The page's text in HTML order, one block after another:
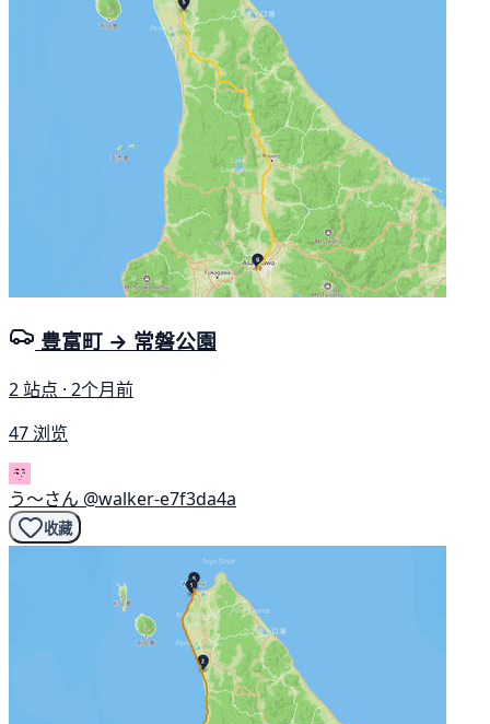
豊富町 → 常磐公園
2 站点 · 2个月前
47 浏览
う〜さん @walker-e7f3da4a
收藏